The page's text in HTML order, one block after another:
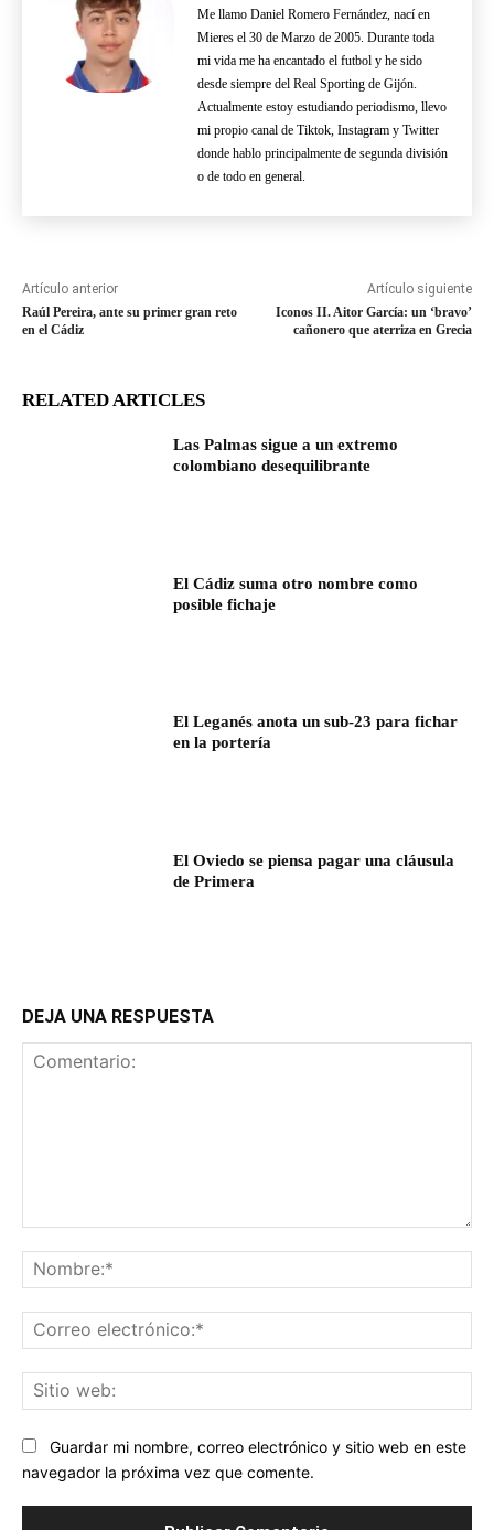
Me llamo Daniel Romero Fernández, nací en
Mieres el 30 de Marzo de 2005. Durante toda
mi vida me ha encantado el futbol y he sido
desde siempre del Real Sporting de Gijón.
Actualmente estoy estudiando periodismo, llevo
mi propio canal de Tiktok, Instagram y Twitter
donde hablo principalmente de segunda división
o de todo en general.
Artículo anterior
Raúl Pereira, ante su primer gran reto
en el Cádiz
Artículo siguiente
Iconos II. Aitor García: un ‘bravo’
cañonero que aterriza en Grecia
RELATED ARTICLES
Las Palmas sigue a un extremo
colombiano desequilibrante
El Cádiz suma otro nombre como
posible fichaje
El Leganés anota un sub-23 para fichar
en la portería
El Oviedo se piensa pagar una cláusula
de Primera
DEJA UNA RESPUESTA
Guardar mi nombre, correo electrónico y sitio web en este
navegador la próxima vez que comente.